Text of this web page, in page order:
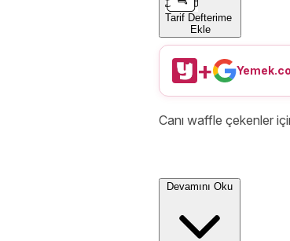
Tarif Defterime
Ekle
+
Canı waffle çekenler
Devamını Oku